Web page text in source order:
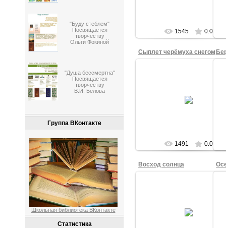
"Буду стеблем"
Посвящается
творчеству
Ольги Фокиной
"Душа бессмертна"
Посвящается
творчеству
В.И. Белова
Группа ВКонтакте
Школьная библиотека ВКонтакте
Статистика
1545 0.0
Сыплет черёмуха снегом
Сыплет черёмуха снегом.
Рисовал Кирилл В., 1б кл.
1491 0.0
Восход солнца
Восход солнца. Рисовала
Елизавета Г., 1б кл.